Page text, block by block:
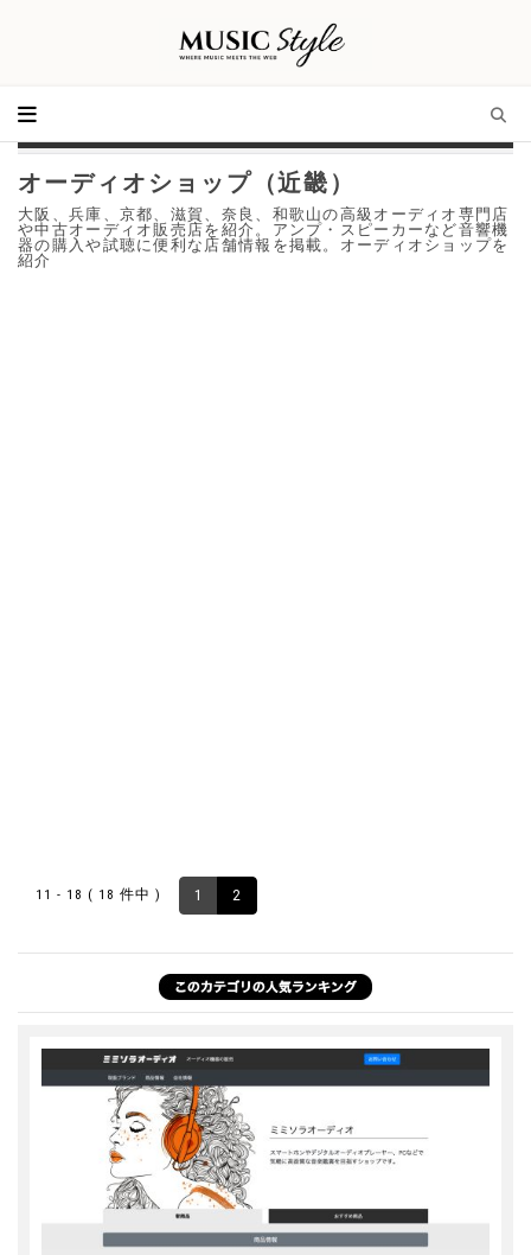
オーディオショップ（近畿）
大阪、兵庫、京都、滋賀、奈良、和歌山の高級オーディオ専門店
や中古オーディオ販売店を紹介。アンプ・スピーカーなど音響機
器の購入や試聴に便利な店舗情報を掲載。オーディオショップを
紹介
11 - 18 ( 18 件中 ) 1 2